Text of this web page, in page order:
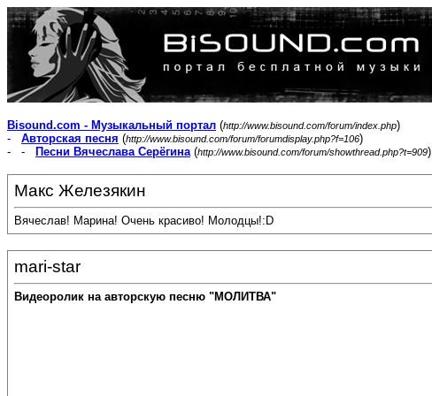
Bisound.com - Музыкальный портал (http://www.bisound.com/forum/index.php)
- Авторская песня (http://www.bisound.com/forum/forumdisplay.php?f=106)
- -
Песни Вячеслава Серёгина(http://www.bisound.com/forum/showthread.php?t=909)
Макс Железякин
Вячеслав! Марина! Очень красиво! Молодцы!:D
mari-star
Видеоролик на авторскую песню "МОЛИТВА"